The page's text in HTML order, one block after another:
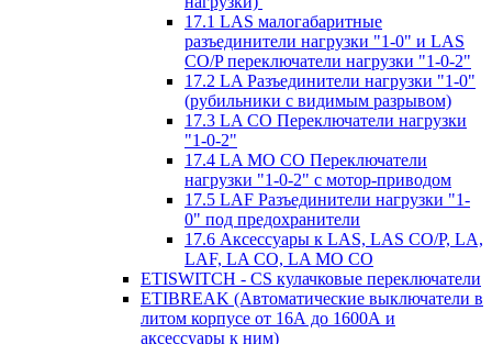
17.1 LAS малогабаритные
разъединители нагрузки "1-0" и LAS
CO/P переключатели нагрузки "1-0-2"
17.2 LA Разъединители нагрузки "1-0"
(рубильники с видимым разрывом)
17.3 LA CO Переключатели нагрузки
"1-0-2"
17.4 LA MO CO Переключатели
нагрузки "1-0-2" с мотор-приводом
17.5 LAF Разъединители нагрузки "1-
0" под предохранители
17.6 Аксессуары к LAS, LAS CO/P, LA,
LAF, LA CO, LA MO CO
ETISWITCH - CS кулачковые переключатели
ETIBREAK (Автоматические выключатели в
литом корпусе от 16А до 1600А и
аксессуары к ним)